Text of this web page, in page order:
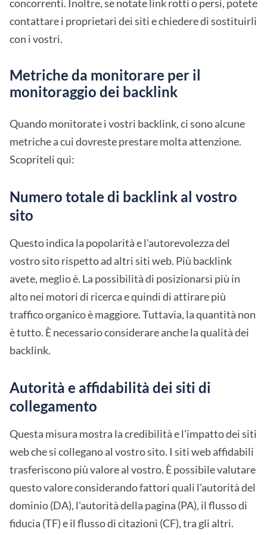
concorrenti. Inoltre, se notate link rotti o persi, potete
contattare i proprietari dei siti e chiedere di sostituirli
con i vostri.
Metriche da monitorare per il
monitoraggio dei backlink
Quando monitorate i vostri backlink, ci sono alcune
metriche a cui dovreste prestare molta attenzione.
Scopriteli qui:
Numero totale di backlink al vostro
sito
Questo indica la popolarità e l'autorevolezza del
vostro sito rispetto ad altri siti web. Più backlink
avete, meglio è. La possibilità di posizionarsi più in
alto nei motori di ricerca e quindi di attirare più
traffico organico è maggiore. Tuttavia, la quantità non
è tutto. È necessario considerare anche la qualità dei
backlink.
Autorità e affidabilità dei siti di
collegamento
Questa misura mostra la credibilità e l'impatto dei siti
web che si collegano al vostro sito. I siti web affidabili
trasferiscono più valore al vostro. È possibile valutare
questo valore considerando fattori quali l'autorità del
dominio (DA), l'autorità della pagina (PA), il flusso di
fiducia (TF) e il flusso di citazioni (CF), tra gli altri.